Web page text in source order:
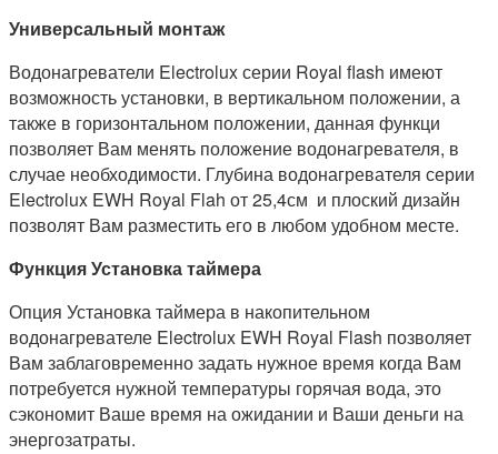
Универсальный монтаж
Водонагреватели Electrolux серии Royal flash имеют
возможность установки, в вертикальном положении, а
также в горизонтальном положении, данная функци
позволяет Вам менять положение водонагревателя, в
случае необходимости. Глубина водонагревателя серии
Electrolux EWH Royal Flah от 25,4см и плоский дизайн
позволят Вам разместить его в любом удобном месте.
Функция Установка таймера
Опция Установка таймера в накопительном
водонагревателе Electrolux EWH Royal Flash позволяет
Вам заблаговременно задать нужное время когда Вам
потребуется нужной температуры горячая вода, это
сэкономит Ваше время на ожидании и Ваши деньги на
энергозатраты.